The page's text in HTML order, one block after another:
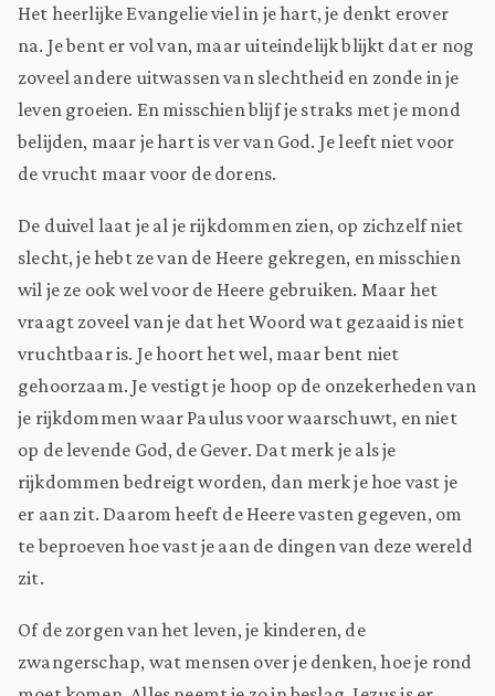
Het heerlijke Evangelie viel in je hart, je denkt erover
na. Je bent er vol van, maar uiteindelijk blijkt dat er nog
zoveel andere uitwassen van slechtheid en zonde in je
leven groeien. En misschien blijf je straks met je mond
belijden, maar je hart is ver van God. Je leeft niet voor
de vrucht maar voor de dorens.
De duivel laat je al je rijkdommen zien, op zichzelf niet
slecht, je hebt ze van de Heere gekregen, en misschien
wil je ze ook wel voor de Heere gebruiken. Maar het
vraagt zoveel van je dat het Woord wat gezaaid is niet
vruchtbaar is. Je hoort het wel, maar bent niet
gehoorzaam. Je vestigt je hoop op de onzekerheden van
je rijkdommen waar Paulus voor waarschuwt, en niet
op de levende God, de Gever. Dat merk je als je
rijkdommen bedreigt worden, dan merk je hoe vast je
er aan zit. Daarom heeft de Heere vasten gegeven, om
te beproeven hoe vast je aan de dingen van deze wereld
zit.
Of de zorgen van het leven, je kinderen, de
zwangerschap, wat mensen over je denken, hoe je rond